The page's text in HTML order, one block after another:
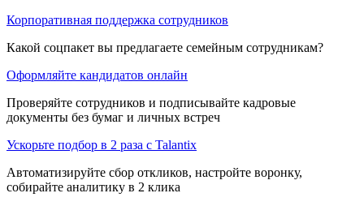
Корпоративная поддержка сотрудников
Какой соцпакет вы предлагаете семейным сотрудникам?
Оформляйте кандидатов онлайн
Проверяйте сотрудников и подписывайте кадровые
документы без бумаг и личных встреч
Ускорьте подбор в 2 раза с Talantix
Автоматизируйте сбор откликов, настройте воронку,
собирайте аналитику в 2 клика